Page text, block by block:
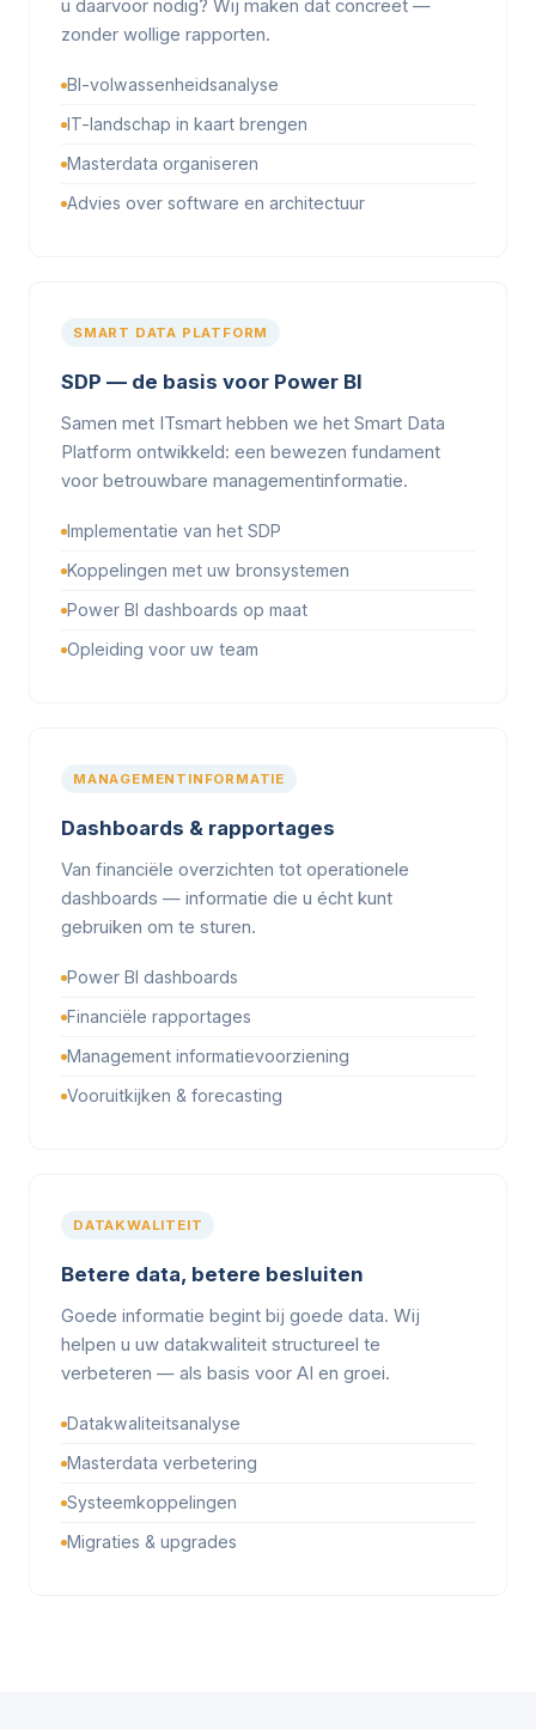
u daarvoor nodig? Wij maken dat concreet —
zonder wollige rapporten.
BI-volwassenheidsanalyse
IT-landschap in kaart brengen
Masterdata organiseren
Advies over software en architectuur
SMART DATA PLATFORM
SDP — de basis voor Power BI
Samen met ITsmart hebben we het Smart Data
Platform ontwikkeld: een bewezen fundament
voor betrouwbare managementinformatie.
Implementatie van het SDP
Koppelingen met uw bronsystemen
Power BI dashboards op maat
Opleiding voor uw team
MANAGEMENTINFORMATIE
Dashboards & rapportages
Van financiële overzichten tot operationele
dashboards — informatie die u écht kunt
gebruiken om te sturen.
Power BI dashboards
Financiële rapportages
Management informatievoorziening
Vooruitkijken & forecasting
DATAKWALITEIT
Betere data, betere besluiten
Goede informatie begint bij goede data. Wij
helpen u uw datakwaliteit structureel te
verbeteren — als basis voor AI en groei.
Datakwaliteitsanalyse
Masterdata verbetering
Systeemkoppelingen
Migraties & upgrades